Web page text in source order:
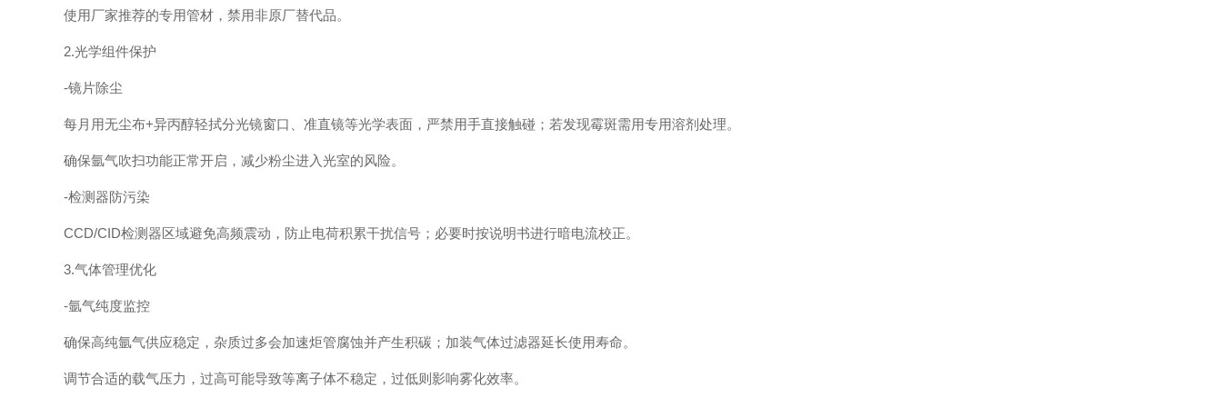
使用厂家推荐的专用管材，禁用非原厂替代品。
2.光学组件保护
-镜片除尘
每月用无尘布+异丙醇轻拭分光镜窗口、准直镜等光学表面，严禁用手直接触碰；若发现霉斑需用专用溶剂处理。
确保氩气吹扫功能正常开启，减少粉尘进入光室的风险。
-检测器防污染
CCD/CID检测器区域避免高频震动，防止电荷积累干扰信号；必要时按说明书进行暗电流校正。
3.气体管理优化
-氩气纯度监控
确保高纯氩气供应稳定，杂质过多会加速炬管腐蚀并产生积碳；加装气体过滤器延长使用寿命。
调节合适的载气压力，过高可能导致等离子体不稳定，过低则影响雾化效率。